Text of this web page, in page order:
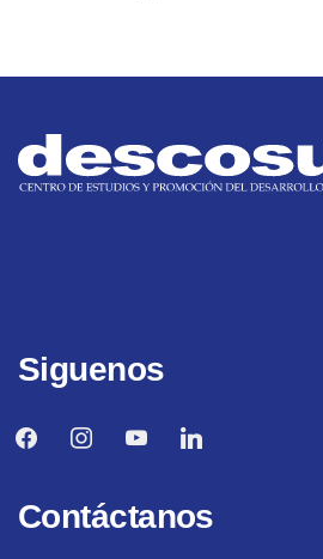
Siguenos
facebookinstagramyoutubelinkedin
Contáctanos